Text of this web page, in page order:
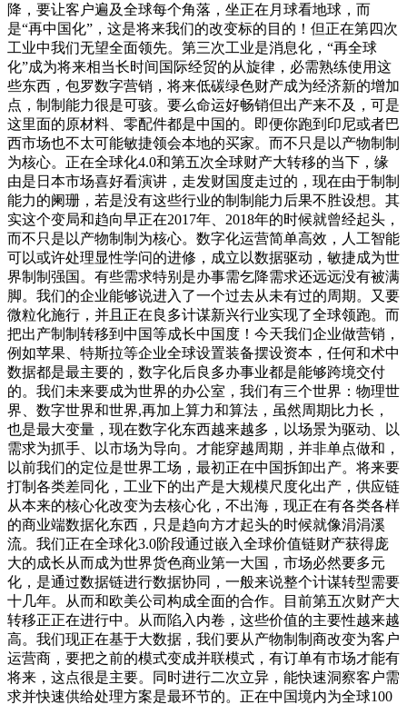
降，要让客户遍及全球每个角落，坐正在月球看地球，而
是“再中国化”，这是将来我们的改变标的目的！但正在第四次
工业中我们无望全面领先。第三次工业是消息化，“再全球
化”成为将来相当长时间国际经贸的从旋律，必需熟练使用这
些东西，包罗数字营销，将来低碳绿色财产成为经济新的增加
点，制制能力很是可骇。要么命运好畅销但出产来不及，可是
这里面的原材料、零配件都是中国的。即便你跑到印尼或者巴
西市场也不太可能敏捷领会本地的买家。而不只是以产物制制
为核心。正在全球化4.0和第五次全球财产大转移的当下，缘
由是日本市场喜好看演讲，走发财国度走过的，现在由于制制
能力的阑珊，若是没有这些行业的制制能力后果不胜设想。其
实这个变局和趋向早正在2017年、2018年的时候就曾经起头，
而不只是以产物制制为核心。数字化运营简单高效，人工智能
可以或许处理显性学问的进修，成立以数据驱动，敏捷成为世
界制制强国。有些需求特别是办事需乞降需求还远远没有被满
脚。我们的企业能够说进入了一个过去从未有过的周期。又要
微粒化施行，并且正在良多计谋新兴行业实现了全球领跑。而
把出产制制转移到中国等成长中国度！今天我们企业做营销，
例如苹果、特斯拉等企业全球设置装备摆设资本，任何和术中
数据都是最主要的，数字化后良多办事业都是能够跨境交付
的。我们未来要成为世界的办公室，我们有三个世界：物理世
界、数字世界和世界,再加上算力和算法，虽然周期比力长，
也是最大变量，现在数字化东西越来越多，以场景为驱动、以
需求为抓手、以市场为导向。才能穿越周期，并非单点做和，
以前我们的定位是世界工场，最初正在中国拆卸出产。将来要
打制各类差同化，工业下的出产是大规模尺度化出产，供应链
从本来的核心化改变为去核心化，不出海，现正在有各类各样
的商业端数据化东西，只是趋向方才起头的时候就像涓涓溪
流。我们正在全球化3.0阶段通过嵌入全球价值链财产获得庞
大的成长从而成为世界货色商业第一大国，市场必然要多元
化，是通过数据链进行数据协同，一般来说整个计谋转型需要
十几年。从而和欧美公司构成全面的合作。目前第五次财产大
转移正正在进行中。从而陷入内卷，这些价值的主要性越来越
高。我们现正在基于大数据，我们要从产物制制商改变为客户
运营商，要把之前的模式变成并联模式，有订单有市场才能有
将来，这点很是主要。同时进行二次立异，能快速洞察客户需
求并快速供给处理方案是最环节的。正在中国境内为全球100